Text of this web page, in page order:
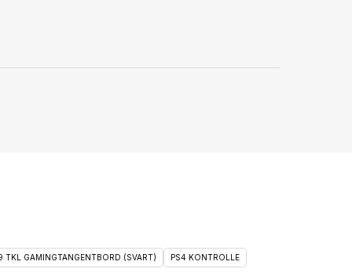
TKL GAMINGTANGENTBORD (SVART) PS4 KONTROLLE